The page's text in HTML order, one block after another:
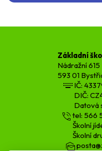
Základní
Nádražní 615
593 01
IČ:
DIČ:
Datová
tel: 566
Školní
Školní